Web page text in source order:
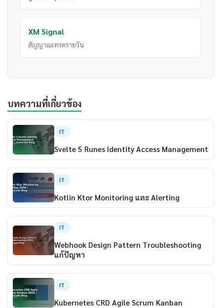
XM Signal
สัญญาณเทรดรายวัน
บทความที่เกี่ยวข้อง
IT
Svelte 5 Runes Identity Access Management
IT
Kotlin Ktor Monitoring และ Alerting
IT
Webhook Design Pattern Troubleshooting
แก้ปัญหา
IT
Kubernetes CRD Agile Scrum Kanban